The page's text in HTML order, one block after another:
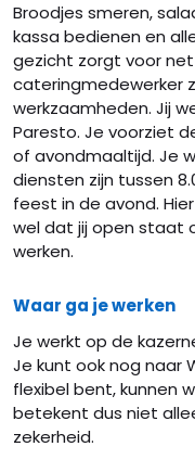
Broodjes smeren,
kassa bedienen en
gezicht zorgt voor
cateringmedewerker
werkzaamheden. Jij
Paresto. Je voorziet
of avondmaaltijd. Je
diensten zijn tussen
feest in de avond.
wel dat jij open staat
werken.
Waar ga je werken
Je werkt op de
Je kunt ook nog naar
flexibel bent, kunnen
betekent dus niet
zekerheid.